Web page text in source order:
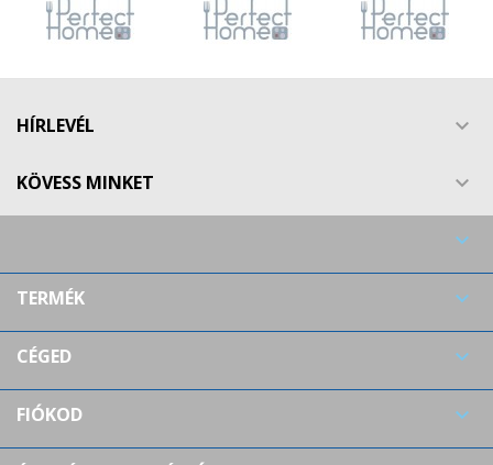
HÍRLEVÉL 
KÖVESS MINKET 

TERMÉK 
CÉGED 
FIÓKOD 